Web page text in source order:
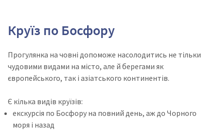
Круїз по Босфору
Прогулянка на човні допоможе насолодитись не тільки
чудовими видами на місто, але й берегами як
європейського, так і азіатського континентів.
Є кілька видів круїзів:
екскурсія по Босфору на повний день, аж до Чорного
моря і назад